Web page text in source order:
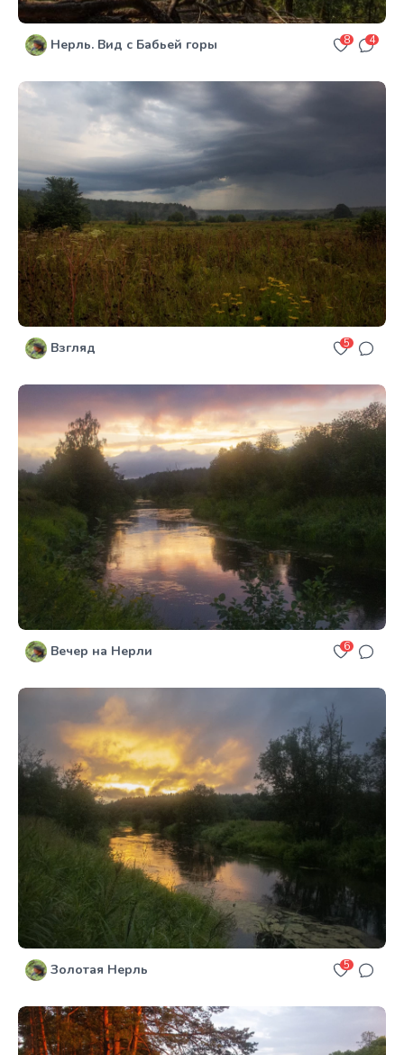
Нерль. Вид с Бабьей горы 8 4
Взгляд 5
Вечер на Нерли 6
Золотая Нерль 5